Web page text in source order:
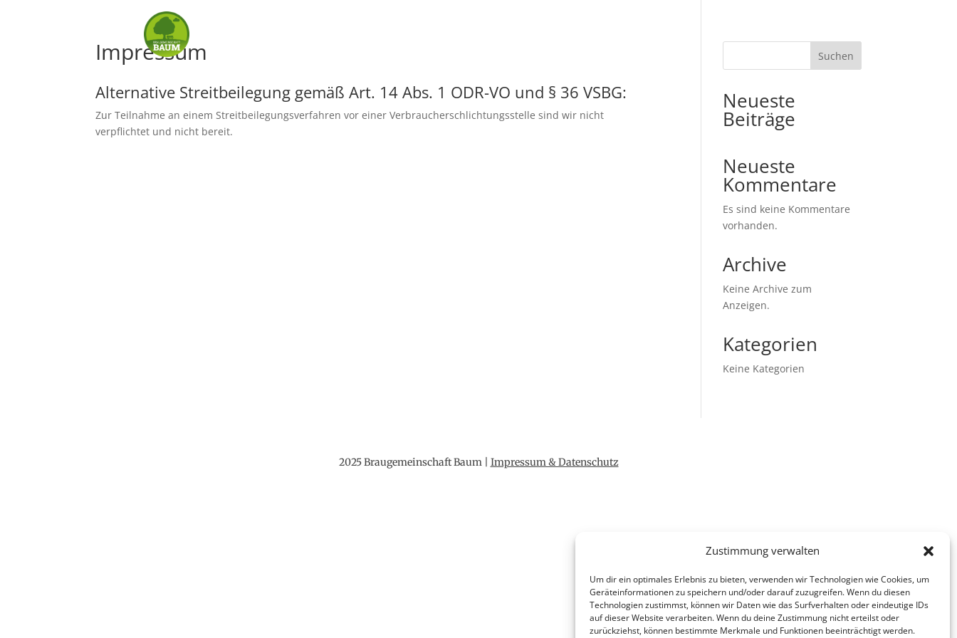
Zustimmung verwalten
Um dir ein optimales Erlebnis zu bieten, verwenden wir Technologien wie Cookies, um
Geräteinformationen zu speichern und/oder darauf zuzugreifen. Wenn du diesen
Technologien zustimmst, können wir Daten wie das Surfverhalten oder eindeutige IDs
auf dieser Website verarbeiten. Wenn du deine Zustimmung nicht erteilst oder
zurückziehst, können bestimmte Merkmale und Funktionen beeinträchtigt werden.
Impressum
Alternative Streitbeilegung gemäß Art. 14 Abs. 1 ODR-VO und § 36 VSBG:
Zur Teilnahme an einem Streitbeilegungsverfahren vor einer Verbraucherschlichtungsstelle sind wir nicht
verpflichtet und nicht bereit.
Suchen
Neueste
Beiträge
Neueste
Kommentare
Es sind keine Kommentare
vorhanden.
Archive
Keine Archive zum
Anzeigen.
Kategorien
Keine Kategorien
2025 Braugemeinschaft Baum | Impressum & Datenschutz